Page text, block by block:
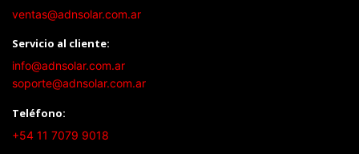
ventas@adnsolar.com.ar
Servicio al cliente:
info@adnsolar.com.ar
soporte@adnsolar.com.ar
Teléfono:
+54 11 7079 9018